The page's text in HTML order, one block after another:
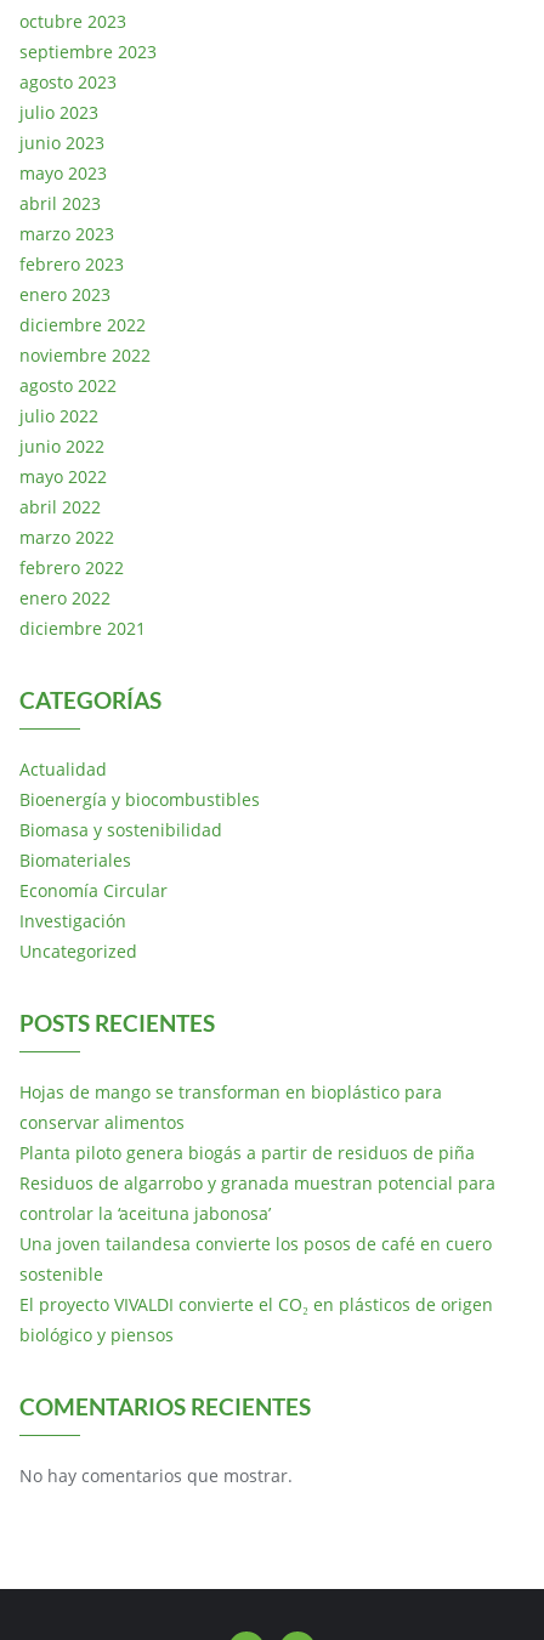
octubre 2023
septiembre 2023
agosto 2023
julio 2023
junio 2023
mayo 2023
abril 2023
marzo 2023
febrero 2023
enero 2023
diciembre 2022
noviembre 2022
agosto 2022
julio 2022
junio 2022
mayo 2022
abril 2022
marzo 2022
febrero 2022
enero 2022
diciembre 2021
CATEGORÍAS
Actualidad
Bioenergía y biocombustibles
Biomasa y sostenibilidad
Biomateriales
Economía Circular
Investigación
Uncategorized
POSTS RECIENTES
Hojas de mango se transforman en bioplástico para
conservar alimentos
Planta piloto genera biogás a partir de residuos de piña
Residuos de algarrobo y granada muestran potencial para
controlar la ‘aceituna jabonosa’
Una joven tailandesa convierte los posos de café en cuero
sostenible
El proyecto VIVALDI convierte el CO₂ en plásticos de origen
biológico y piensos
COMENTARIOS RECIENTES
No hay comentarios que mostrar.